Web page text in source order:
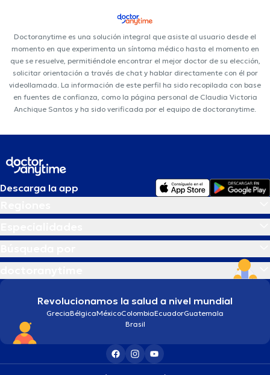
Doctoranytime es una solución integral que asiste al usuario desde el
momento en que experimenta un síntoma médico hasta el momento en
que se resuelve, permitiéndole encontrar el mejor doctor de su elección,
solicitar orientación a través de chat y hablar directamente con él por
videollamada. La información de este perfil ha sido recopilada con base
en fuentes de confianza, como la página personal de Claudia Victoria
Anchique Santos y ha sido verificada por el equipo de doctoranytime.
Descarga la app
Revolucionamos la salud a nivel mundial
GreciaBélgicaMéxicoColombiaEcuadorGuatemala
Brasil